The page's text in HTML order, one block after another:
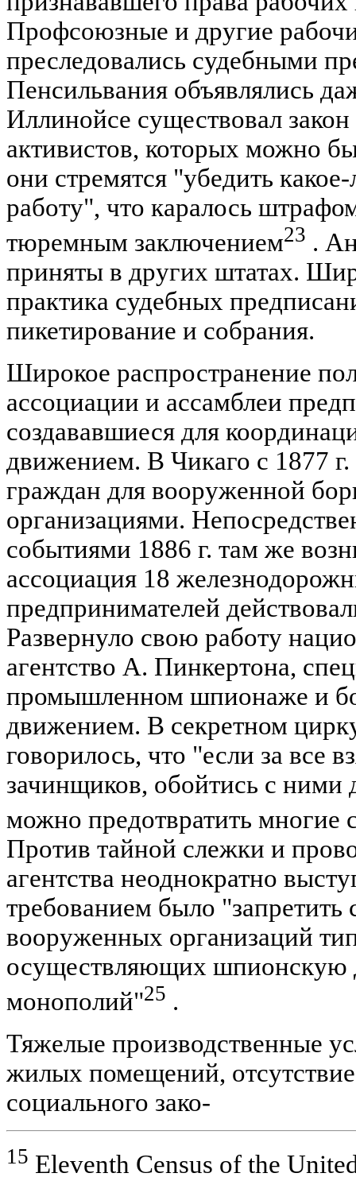
Профсоюзные и другие
преследовались судебными
Пенсильвания объявлялись
Иллинойсе существовал
активистов, которых можно
они стремятся "убедить
работу", что каралось
тюремным заключением23 .
приняты в других штатах.
практика судебных
пикетирование и собрания.
Широкое распространение
ассоциации и ассамблеи
создававшиеся для
движением. В Чикаго с 1877
граждан для вооруженной
организациями.
событиями 1886 г. там же
ассоциация 18
предпринимателей
Развернуло свою работу
агентство А. Пинкертона,
промышленном шпионаже и
движением. В секретном
говорилось, что "если за все
зачинщиков, обойтись с
можно предотвратить многие
Против тайной слежки и
агентства неоднократно
требованием было "запретить
вооруженных организаций
осуществляющих шпионскую
монополий"25 .
Тяжелые производственные
жилых помещений,
социального зако-
15 Eleventh Census of the